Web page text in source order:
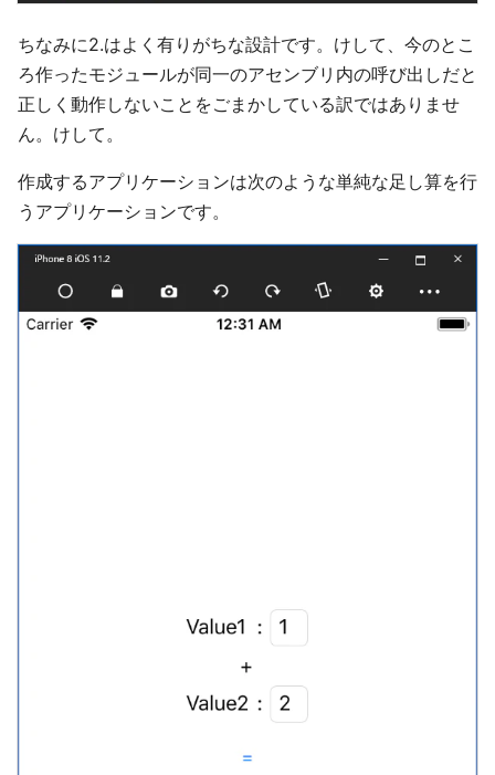
ちなみに2.はよく有りがちな設計です。けして、今のとこ
ろ作ったモジュールが同一のアセンブリ内の呼び出しだと
正しく動作しないことをごまかしている訳ではありませ
ん。けして。
作成するアプリケーションは次のような単純な足し算を行
うアプリケーションです。